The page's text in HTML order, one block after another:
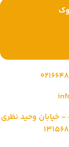
– خیابان وحید نظری